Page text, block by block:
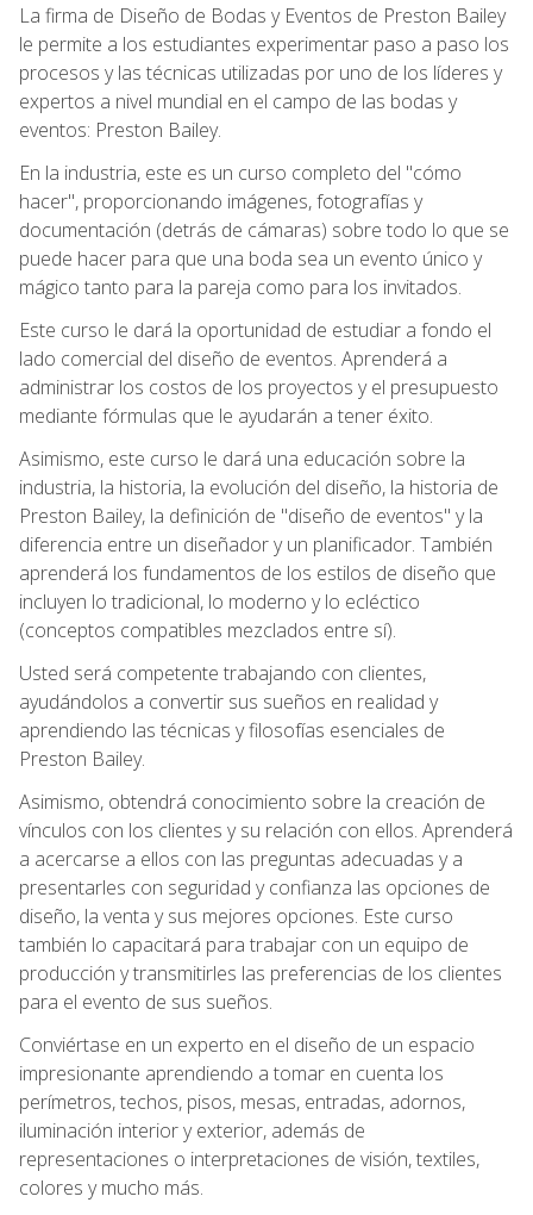
La firma de Diseño de Bodas y Eventos de Preston Bailey
le permite a los estudiantes experimentar paso a paso los
procesos y las técnicas utilizadas por uno de los líderes y
expertos a nivel mundial en el campo de las bodas y
eventos: Preston Bailey.
En la industria, este es un curso completo del "cómo
hacer", proporcionando imágenes, fotografías y
documentación (detrás de cámaras) sobre todo lo que se
puede hacer para que una boda sea un evento único y
mágico tanto para la pareja como para los invitados.
Este curso le dará la oportunidad de estudiar a fondo el
lado comercial del diseño de eventos. Aprenderá a
administrar los costos de los proyectos y el presupuesto
mediante fórmulas que le ayudarán a tener éxito.
Asimismo, este curso le dará una educación sobre la
industria, la historia, la evolución del diseño, la historia de
Preston Bailey, la definición de "diseño de eventos" y la
diferencia entre un diseñador y un planificador. También
aprenderá los fundamentos de los estilos de diseño que
incluyen lo tradicional, lo moderno y lo ecléctico
(conceptos compatibles mezclados entre sí).
Usted será competente trabajando con clientes,
ayudándolos a convertir sus sueños en realidad y
aprendiendo las técnicas y filosofías esenciales de
Preston Bailey.
Asimismo, obtendrá conocimiento sobre la creación de
vínculos con los clientes y su relación con ellos. Aprenderá
a acercarse a ellos con las preguntas adecuadas y a
presentarles con seguridad y confianza las opciones de
diseño, la venta y sus mejores opciones. Este curso
también lo capacitará para trabajar con un equipo de
producción y transmitirles las preferencias de los clientes
para el evento de sus sueños.
Conviértase en un experto en el diseño de un espacio
impresionante aprendiendo a tomar en cuenta los
perímetros, techos, pisos, mesas, entradas, adornos,
iluminación interior y exterior, además de
representaciones o interpretaciones de visión, textiles,
colores y mucho más.